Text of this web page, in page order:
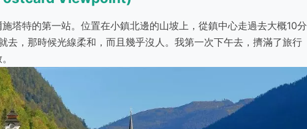
塔特的第一站。位置在小鎮北邊的山坡上，從鎮中心走過去大概10分
去，那時候光線柔和，而且幾乎沒人。我第一次下午去，擠滿了旅行